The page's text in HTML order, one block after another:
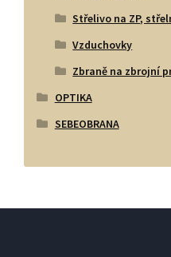
Střelivo na ZP,
Vzduchovky
Zbraně na zbrojní
OPTIKA
SEBEOBRANA